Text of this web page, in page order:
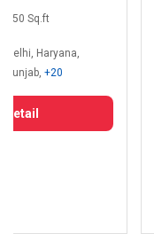
350 Sq.ft
Delhi, Haryana,
Punjab,+20
Detail